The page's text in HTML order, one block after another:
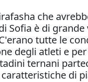
che
Sofia è di
tutte le
degli atleti e
ternani
di